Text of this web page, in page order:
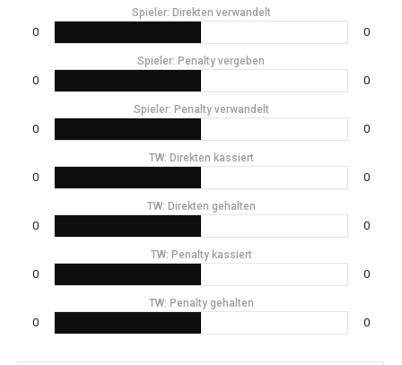
Spieler: Direkten verwandelt
0 0
Spieler: Penalty vergeben
0 0
Spieler: Penalty verwandelt
0 0
TW: Direkten kassiert
0 0
TW: Direkten gehalten
0 0
TW: Penalty kassiert
0 0
TW: Penalty gehalten
0 0